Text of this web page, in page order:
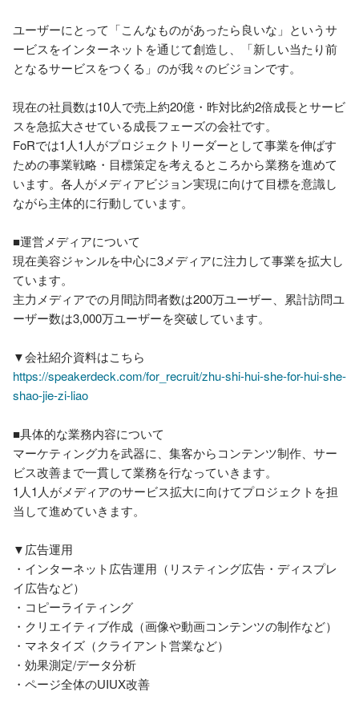
ユーザーにとって「こんなものがあったら良いな」というサ
ービスをインターネットを通じて創造し、「新しい当たり前
となるサービスをつくる」のが我々のビジョンです。
現在の社員数は10人で売上約20億・昨対比約2倍成長とサービ
スを急拡大させている成長フェーズの会社です。
FoRでは1人1人がプロジェクトリーダーとして事業を伸ばす
ための事業戦略・目標策定を考えるところから業務を進めて
います。各人がメディアビジョン実現に向けて目標を意識し
ながら主体的に行動しています。
■運営メディアについて
現在美容ジャンルを中心に3メディアに注力して事業を拡大し
ています。
主力メディアでの月間訪問者数は200万ユーザー、累計訪問ユ
ーザー数は3,000万ユーザーを突破しています。
https://speakerdeck.com/for_recruit/zhu-shi-hui-she-for-hui-she-
shao-jie-zi-liao
■具体的な業務内容について
マーケティング力を武器に、集客からコンテンツ制作、サー
ビス改善まで一貫して業務を行なっていきます。
1人1人がメディアのサービス拡大に向けてプロジェクトを担
当して進めていきます。
▼広告運用
・インターネット広告運用（リスティング広告・ディスプレ
イ広告など）
・コピーライティング
・クリエイティブ作成（画像や動画コンテンツの制作など）
・マネタイズ（クライアント営業など）
・効果測定/データ分析
・ページ全体のUIUX改善